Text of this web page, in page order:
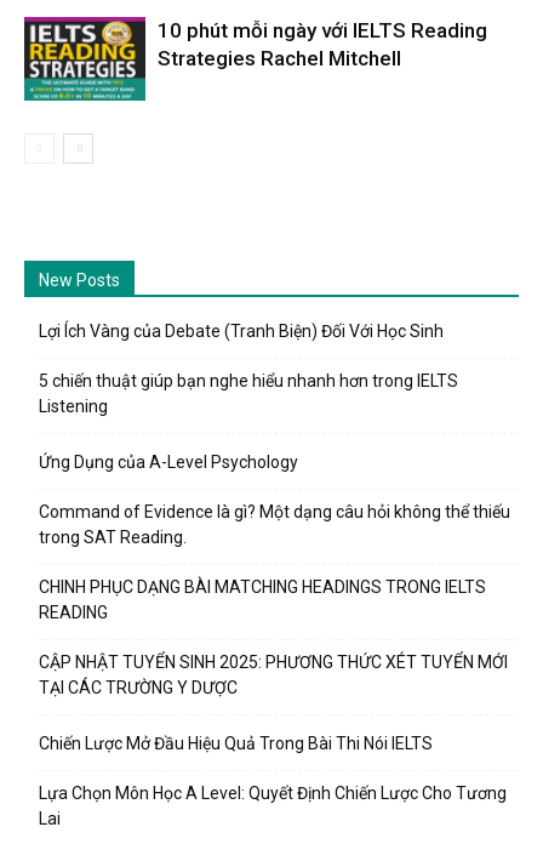
10 phút mỗi ngày với IELTS Reading
Strategies Rachel Mitchell
New Posts
Lợi Ích Vàng của Debate (Tranh Biện) Đối Với Học Sinh
5 chiến thuật giúp bạn nghe hiểu nhanh hơn trong IELTS
Listening
Ứng Dụng của A-Level Psychology
Command of Evidence là gì? Một dạng câu hỏi không thể thiếu
trong SAT Reading.
CHINH PHỤC DẠNG BÀI MATCHING HEADINGS TRONG IELTS
READING
CẬP NHẬT TUYỂN SINH 2025: PHƯƠNG THỨC XÉT TUYỂN MỚI
TẠI CÁC TRƯỜNG Y DƯỢC
Chiến Lược Mở Đầu Hiệu Quả Trong Bài Thi Nói IELTS
Lựa Chọn Môn Học A Level: Quyết Định Chiến Lược Cho Tương
Lai